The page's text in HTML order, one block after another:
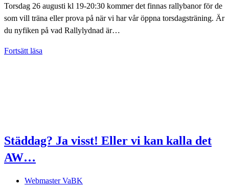
Torsdag 26 augusti kl 19-20:30 kommer det finnas rallybanor för de
som vill träna eller prova på när vi har vår öppna torsdagsträning. Är
du nyfiken på vad Rallylydnad är…
Fortsätt läsa
Städdag? Ja visst! Eller vi kan kalla det
AW…
Inläggsförfattare:
Webmaster VaBK